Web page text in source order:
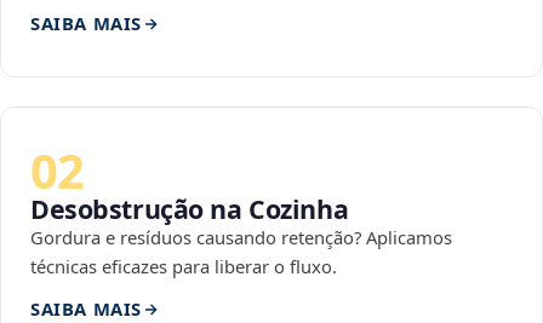
SAIBA MAIS
02
Desobstrução na Cozinha
Gordura e resíduos causando retenção? Aplicamos
técnicas eficazes para liberar o fluxo.
SAIBA MAIS